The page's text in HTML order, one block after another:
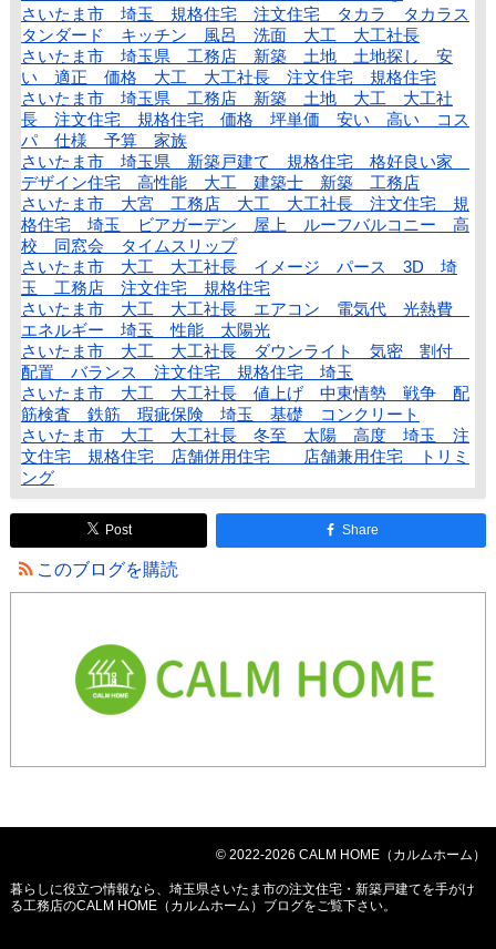
さいたま市 埼玉 規格住宅 注文住宅 タカラ タカラス
タンダード キッチン 風呂 洗面 大工 大工社長
さいたま市 埼玉県 工務店 新築 土地 土地探し 安
い 適正 価格 大工 大工社長 注文住宅 規格住宅
さいたま市 埼玉県 工務店 新築 土地 大工 大工社
長 注文住宅 規格住宅 価格 坪単価 安い 高い コス
パ 仕様 予算 家族
さいたま市 埼玉県 新築戸建て 規格住宅 格好良い家
デザイン住宅 高性能 大工 建築士 新築 工務店
さいたま市 大宮 工務店 大工 大工社長 注文住宅 規
格住宅 埼玉 ビアガーデン 屋上 ルーフバルコニー 高
校 同窓会 タイムスリップ
さいたま市 大工 大工社長 イメージ パース 3D 埼
玉 工務店 注文住宅 規格住宅
さいたま市 大工 大工社長 エアコン 電気代 光熱費
エネルギー 埼玉 性能 太陽光
さいたま市 大工 大工社長 ダウンライト 気密 割付
配置 バランス 注文住宅 規格住宅 埼玉
さいたま市 大工 大工社長 値上げ 中東情勢 戦争 配
筋検査 鉄筋 瑕疵保険 埼玉 基礎 コンクリート
さいたま市 大工 大工社長 冬至 太陽 高度 埼玉 注
文住宅 規格住宅 店舗併用住宅 店舗兼用住宅 トリミ
ング
Post Share
このブログを購読
© 2022-2026 CALM HOME（カルムホーム）
暮らしに役立つ情報なら、 埼玉県さいたま市の注文住宅・新築戸建てを手がけ
る工務店のCALM HOME（カルムホーム）ブログをご覧下さい。